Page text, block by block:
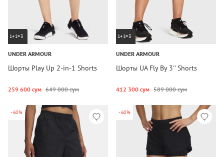
1+1=3
UNDER ARMOUR
Шорты Play Up 2-in-1 Shorts
259 600 сум 649 000 сум
1+1=3
UNDER ARMOUR
Шорты UA Fly By 3'' Shorts
412 300 сум 589 000 сум
-60% -60%